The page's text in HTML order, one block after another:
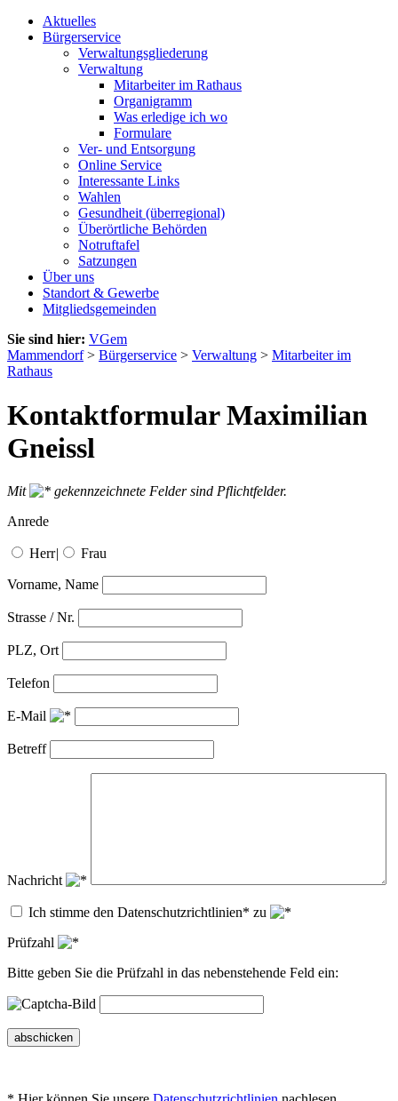
Aktuelles
Bürgerservice
Verwaltungsgliederung
Verwaltung
Mitarbeiter im Rathaus
Organigramm
Was erledige ich wo
Formulare
Ver- und Entsorgung
Online Service
Interessante Links
Wahlen
Gesundheit (überregional)
Überörtliche Behörden
Notruftafel
Satzungen
Über uns
Standort & Gewerbe
Mitgliedsgemeinden
Sie sind hier: VGem
Mammendorf> Bürgerservice > Verwaltung > Mitarbeiter im
Rathaus
Kontaktformular Maximilian
Gneissl
Mit
gekennzeichnete Felder sind Pflichtfelder.
Anrede
Herr| Frau
Vorname, Name
Strasse / Nr.
PLZ, Ort
Telefon
E-Mail
Betreff
Nachricht
Ich stimme den Datenschutzrichtlinien* zu
Prüfzahl
Bitte geben Sie die Prüfzahl in das nebenstehende Feld ein:
abschicken